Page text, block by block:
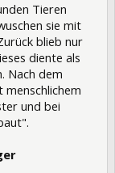
Tieren
sie mit
blieb nur
diente als
Nach dem
menschlichem
und bei